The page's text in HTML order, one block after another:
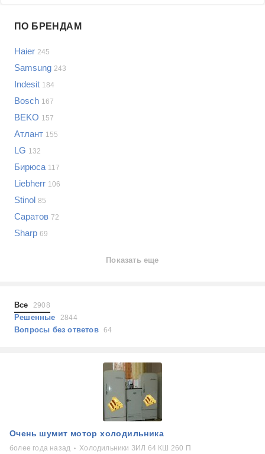
LG
Sony
Bosch
Asus
Lenovo
Indesit
JBL
Показать еще
Проблемы по категориям
Холодильники
Сотовые телефоны
Планшеты
Наушники
Выберите...
не включается
самопроизвольное выключение
самостоятельный ремонт
выдает ошибку
плохо работает
ПО БРЕНДАМ
Haier 245
Samsung 243
Indesit 184
Bosch 167
BEKO 157
Атлант 155
LG 132
Бирюса 117
Liebherr 106
Stinol 85
Саратов 72
Sharp 69
Показать еще
Все 2908
Решенные 2844
Вопросы без ответов64
Очень шумит мотор холодильника
более года назад Холодильники ЗИЛ 64 КШ 260 П